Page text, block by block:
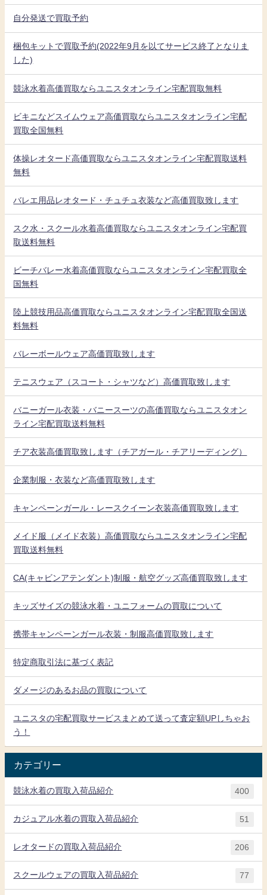
自分発送で買取予約
梱包キットで買取予約(2022年9月を以てサービス終了となりま
した)
競泳水着高価買取ならユニスタオンライン宅配買取無料
ビキニなどスイムウェア高価買取ならユニスタオンライン宅配
買取全国無料
体操レオタード高価買取ならユニスタオンライン宅配買取送料
無料
バレエ用品レオタード・チュチュ衣装など高価買取致します
スク水・スクール水着高価買取ならユニスタオンライン宅配買
取送料無料
ビーチバレー水着高価買取ならユニスタオンライン宅配買取全
国無料
陸上競技用品高価買取ならユニスタオンライン宅配買取全国送
料無料
バレーボールウェア高価買取致します
テニスウェア（スコート・シャツなど）高価買取致します
バニーガール衣装・バニースーツの高価買取ならユニスタオン
ライン宅配買取送料無料
チア衣装高価買取致します（チアガール・チアリーディング）
企業制服・衣装など高価買取致します
キャンペーンガール・レースクイーン衣装高価買取致します
メイド服（メイド衣装）高価買取ならユニスタオンライン宅配
買取送料無料
CA(キャビンアテンダント)制服・航空グッズ高価買取致します
キッズサイズの競泳水着・ユニフォームの買取について
携帯キャンペーンガール衣装・制服高価買取致します
特定商取引法に基づく表記
ダメージのあるお品の買取について
ユニスタの宅配買取サービスまとめて送って査定額UPしちゃお
う！
カテゴリー
競泳水着の買取入荷品紹介 400
カジュアル水着の買取入荷品紹介 51
レオタードの買取入荷品紹介 206
スクールウェアの買取入荷品紹介 77